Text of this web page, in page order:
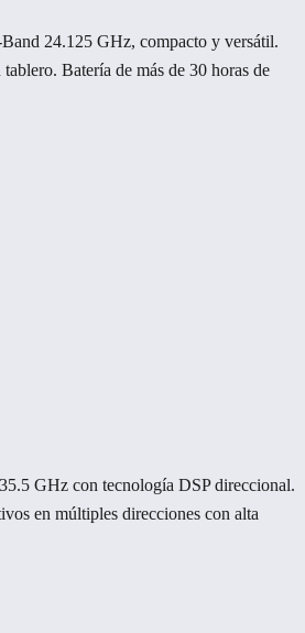
24.125 GHz, compacto y versátil.
Batería de más de 30 horas de
GHz con tecnología DSP direccional.
en múltiples direcciones con alta